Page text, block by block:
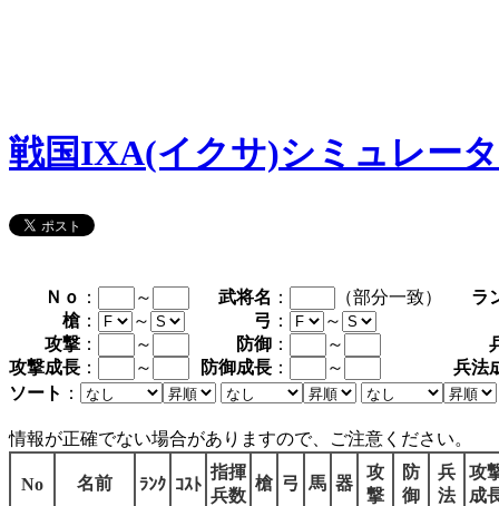
戦国IXA(イクサ)シミュレー
Ｎｏ ： ～ 武将名 ： （部分一致）
ラ
槍 ： ～ 弓 ：
～
攻撃 ： ～ 防御 ： ～
攻撃成長 ： ～ 防御成長 ： ～
兵法
ソート ：
情報が正確でない場合がありますので、ご注意ください。
No 名前 ﾗﾝｸ ｺｽﾄ
指揮
兵数
槍 弓 馬 器
攻
撃
防
御
兵
法
攻
成